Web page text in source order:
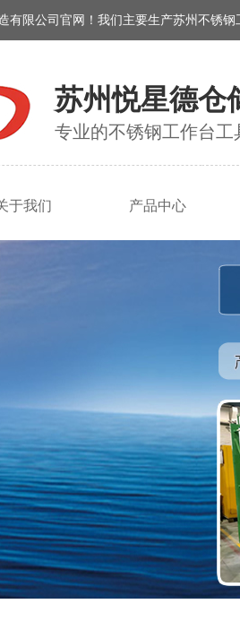
有限公司官网！我们主要生产苏州不锈
苏州悦星德仓
专业的不锈钢工作台
于我们 产品中心